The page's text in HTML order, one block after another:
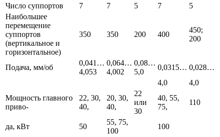
Число суппортов
7 7 5 7
5
Наибольшее
перемещение
суппортов
(вертикальное и
горизонтальное)
350 350 200 400
450;
200
Подача, мм/об
0,041…
4,053
0,064…
4,002
0,08…
5,0
0,0315… 0,028…
4,0
4,0
Мощность главного
приво-
22, 30,
40,
20, 30,
40,
22
или
30
40, 55,
75,
110
да, кВт 50
55, 75,
100
100